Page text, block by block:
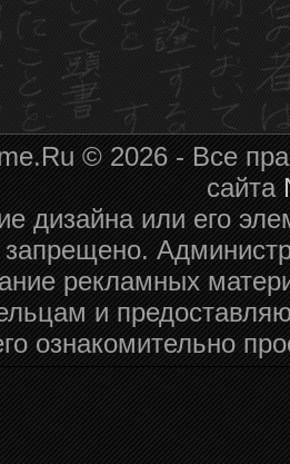
© 2026 - Все
сайта
дизайна или его
запрещено.
рекламных
и
ознакомительно